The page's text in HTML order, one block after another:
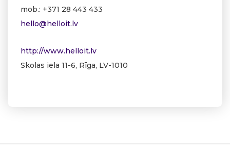
mob.: +371 28 443 433
hello@helloit.lv
http://www.helloit.lv
Skolas iela 11-6, Rīga, LV-1010